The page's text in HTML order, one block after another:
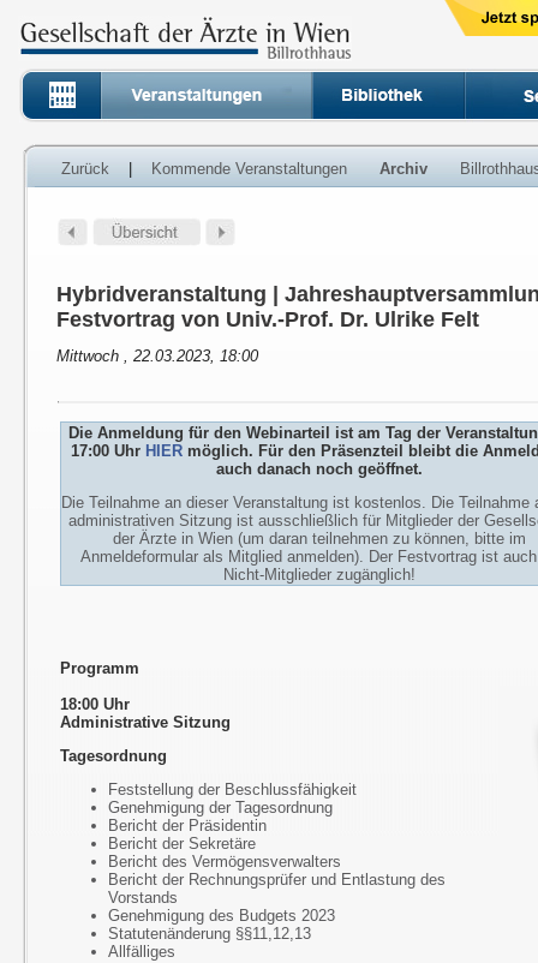
Zurück Kommende Veranstaltungen Archiv
Hybridveranstaltung |
Festvortrag von Univ.-Prof. Dr. Ulrike Felt
Mittwoch , 22.03.2023, 18:00
Die Anmeldung für den Webinarteil ist am Tag der
17:00 Uhr HIER möglich. Für den Präsenzteil bleibt die
auch danach noch geöffnet.
Die Teilnahme an dieser Veranstaltung ist kostenlos. Die Teilnahme
administrativen Sitzung ist ausschließlich für Mitglieder der
der Ärzte in Wien (um daran teilnehmen zu können, bitte im
Anmeldeformular als Mitglied anmelden). Der Festvortrag ist
Nicht-Mitglieder zugänglich!
Programm
18:00 Uhr
Administrative Sitzung
Tagesordnung
Feststellung der Beschlussfähigkeit
Genehmigung der Tagesordnung
Bericht der Präsidentin
Bericht der Sekretäre
Bericht des Vermögensverwalters
Bericht der Rechnungsprüfer und Entlastung des
Vorstands
Genehmigung des Budgets 2023
Statutenänderung §§11,12,13
Allfälliges